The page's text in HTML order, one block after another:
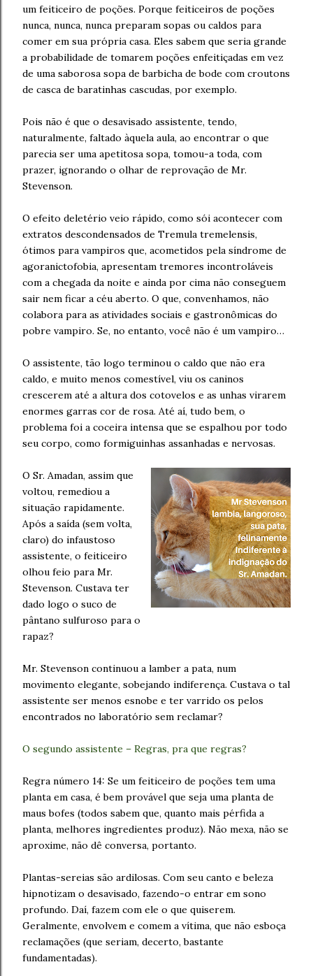
um feiticeiro de poções. Porque feiticeiros de poções
nunca, nunca, nunca preparam sopas ou caldos para
comer em sua própria casa. Eles sabem que seria grande
a probabilidade de tomarem poções enfeitiçadas em vez
de uma saborosa sopa de barbicha de bode com croutons
de casca de baratinhas cascudas, por exemplo.
Pois não é que o desavisado assistente, tendo,
naturalmente, faltado àquela aula, ao encontrar o que
parecia ser uma apetitosa sopa, tomou-a toda, com
prazer, ignorando o olhar de reprovação de Mr.
Stevenson.
O efeito deletério veio rápido, como sói acontecer com
extratos descondensados de Tremula tremelensis,
ótimos para vampiros que, acometidos pela síndrome de
agoranictofobia, apresentam tremores incontroláveis
com a chegada da noite e ainda por cima não conseguem
sair nem ficar a céu aberto. O que, convenhamos, não
colabora para as atividades sociais e gastronômicas do
pobre vampiro. Se, no entanto, você não é um vampiro…
O assistente, tão logo terminou o caldo que não era
caldo, e muito menos comestível, viu os caninos
crescerem até a altura dos cotovelos e as unhas virarem
enormes garras cor de rosa. Até aí, tudo bem, o
problema foi a coceira intensa que se espalhou por todo
seu corpo, como formiguinhas assanhadas e nervosas.
O Sr. Amadan, assim que
voltou, remediou a
situação rapidamente.
Após a saída (sem volta,
claro) do infaustoso
assistente, o feiticeiro
olhou feio para Mr.
Stevenson. Custava ter
dado logo o suco de
pântano sulfuroso para o
rapaz?
Mr. Stevenson continuou a lamber a pata, num
movimento elegante, sobejando indiferença. Custava o tal
assistente ser menos esnobe e ter varrido os pelos
encontrados no laboratório sem reclamar?
O segundo assistente – Regras, pra que regras?
Regra número 14: Se um feiticeiro de poções tem uma
planta em casa, é bem provável que seja uma planta de
maus bofes (todos sabem que, quanto mais pérfida a
planta, melhores ingredientes produz). Não mexa, não se
aproxime, não dê conversa, portanto.
Plantas-sereias são ardilosas. Com seu canto e beleza
hipnotizam o desavisado, fazendo-o entrar em sono
profundo. Daí, fazem com ele o que quiserem.
Geralmente, envolvem e comem a vítima, que não esboça
reclamações (que seriam, decerto, bastante
fundamentadas).